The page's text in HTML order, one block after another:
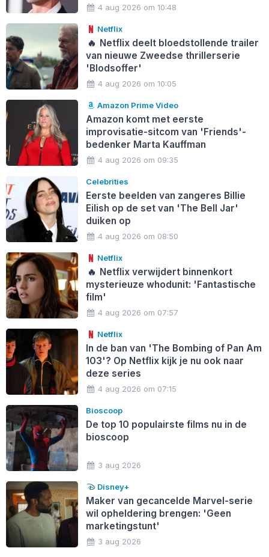
4 aug 2026 om 10:48
Netflix
🔥 Netflix deelt bloedstollende trailer
van nieuwe Zweedse thrillerserie
'Blodsoffer'
4 aug 2026 om 10:05
Amazon Prime Video
Amazon komt met eerste
improvisatie-sitcom van 'Friends'-
bedenker Marta Kauffman
4 aug 2026 om 09:35
Celebrities
Eerste beelden van zangeres Billie
Eilish op de set van 'The Bell Jar'
duiken op
4 aug 2026 om 08:50
Netflix
🔥 Netflix verwijdert binnenkort
mysterieuze whodunit: 'Fantastische
film'
4 aug 2026 om 07:57
Netflix
In de ban van 'The Bombing of Pan Am
103'? Op Netflix kijk je nu ook naar
deze series
4 aug 2026 om 07:15
Bioscoop
De top 10 populairste films nu in de
bioscoop
3 aug 2026
Disney+
Maker van gecancelde Marvel-serie
wil opheldering brengen: 'Geen
marketingstunt'
3 aug 2026